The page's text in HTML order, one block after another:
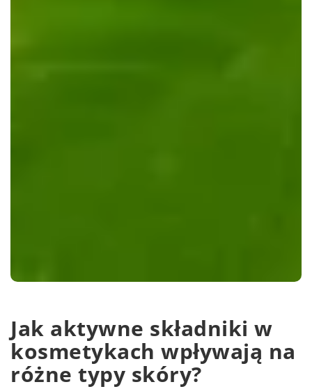
Jak aktywne składniki w
kosmetykach wpływają na
różne typy skóry?